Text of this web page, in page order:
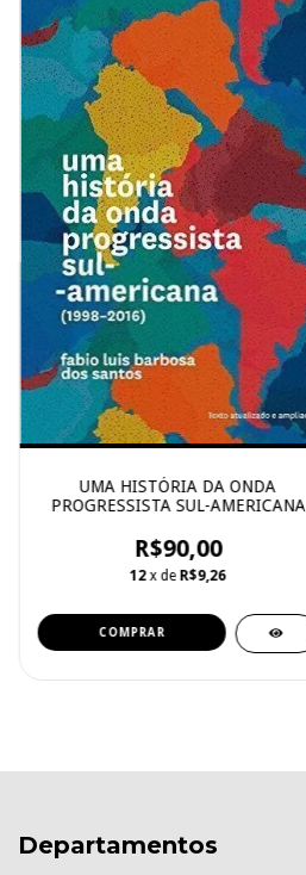
UMA HISTÓRIA DA ONDA
PROGRESSISTA SUL-AMERICANA
R$90,00
12 x de R$9,26
Departamentos